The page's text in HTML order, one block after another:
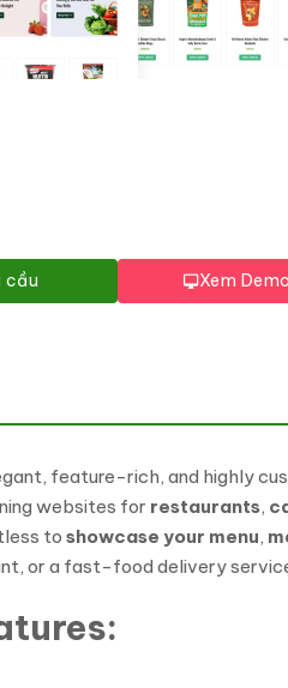
cầu Xem Demo
feature-rich, and highly
websites for restaurants,
to showcase your menu,
or a fast-food delivery